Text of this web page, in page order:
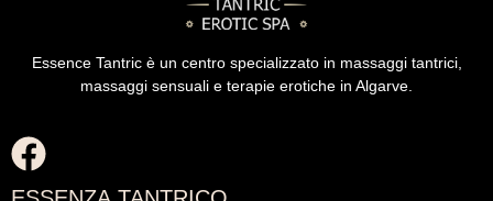
Essence Tantric è un centro specializzato in massaggi tantrici,
massaggi sensuali e terapie erotiche in Algarve.